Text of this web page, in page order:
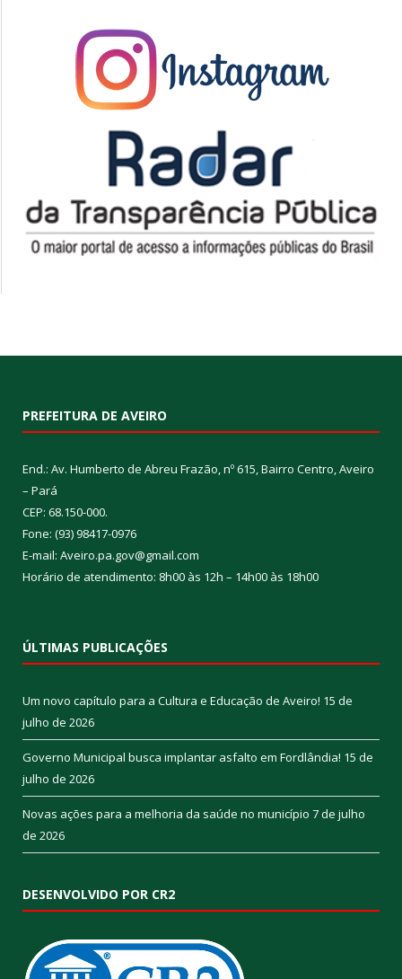
PREFEITURA DE AVEIRO
End.: Av. Humberto de Abreu Frazão, nº 615, Bairro Centro, Aveiro
– Pará
CEP: 68.150-000.
Fone: (93) 98417-0976
E-mail: Aveiro.pa.gov@gmail.com
Horário de atendimento: 8h00 às 12h – 14h00 às 18h00
ÚLTIMAS PUBLICAÇÕES
Um novo capítulo para a Cultura e Educação de Aveiro! 15 de
julho de 2026
Governo Municipal busca implantar asfalto em Fordlândia! 15 de
julho de 2026
Novas ações para a melhoria da saúde no município 7 de julho
de 2026
DESENVOLVIDO POR CR2